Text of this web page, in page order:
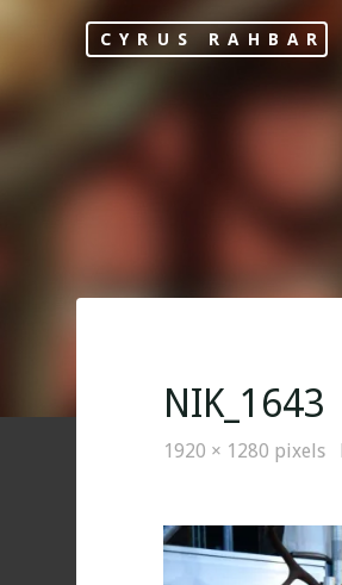
content
CYRUS RAHBAR
NIK_1643
Full
1920 × 1280 pixels